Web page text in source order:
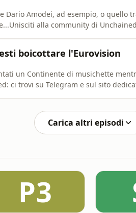
Dario Amodei, ad esempio, o quello
alla community di
boicottare l'Eurovision
un Continente di musichette
ci trovi su Telegram e sul sito
Carica altri episodi
P3